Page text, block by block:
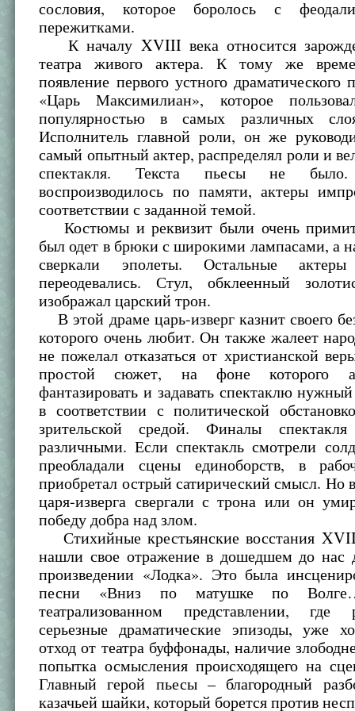
сословия, которое боролось с
пережитками.
К началу XVIII века относится
театра живого актера. К тому же
появление первого устного драматического
«Царь Максимилиан», которое
популярностью в самых различных
Исполнитель главной роли, он же
самый опытный актер, распределял роли и
спектакля. Текста пьесы не было.
воспроизводилось по памяти, актеры
соответствии с заданной темой.
Костюмы и реквизит были очень
был одет в брюки с широкими лампасами, а
сверкали эполеты. Остальные
переодевались. Стул, обклеенный
изображал царский трон.
В этой драме царь-изверг казнит своего
которого очень любит. Он также жалеет
не пожелал отказаться от христианской
простой сюжет, на фоне которого
фантазировать и задавать спектаклю
в соответствии с политической
зрительской средой. Финалы
различными. Если спектакль смотрели
преобладали сцены единоборств, в
приобретал острый сатирический смысл. Но
царя-изверга свергали с трона или он
победу добра над злом.
Стихийные крестьянские восстания
нашли свое отражение в дошедшем до нас
произведении «Лодка». Это была
песни «Вниз по матушке по
театрализованном представлении, где
серьезные драматические эпизоды, уже
отход от театра буффонады, наличие
попытка осмысления происходящего на
Главный герой пьесы – благородный
казачьей шайки, который борется против